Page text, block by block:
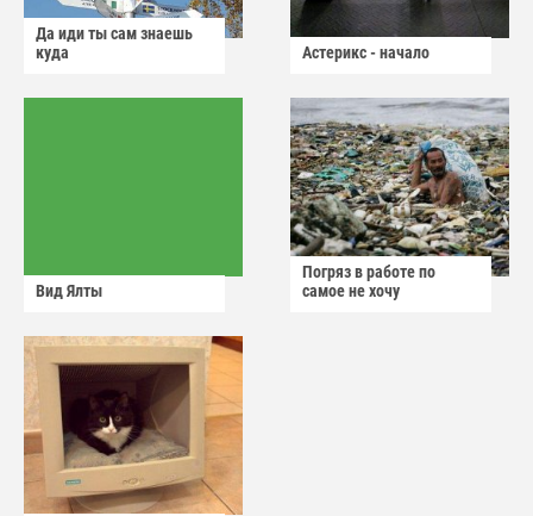
Да иди ты сам знаешь
куда
Астерикс - начало
Вид Ялты
Погряз в работе по
самое не хочу